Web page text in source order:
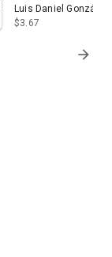
Luis Daniel González
$3.67
arrow_forward